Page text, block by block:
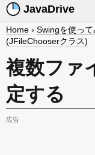
JavaDrive
Home › Swingを使って
(JFileChooserクラス)
複数ファ
定する
広告